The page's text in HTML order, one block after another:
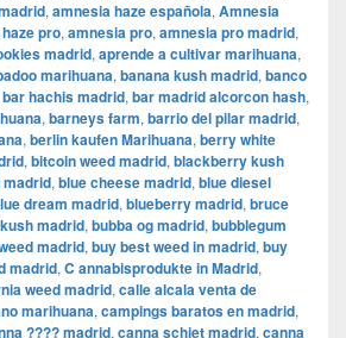
, amnesia haze española, Amnesia
pro, amnesia pro, amnesia pro madrid,
madrid, aprende a cultivar marihuana,
marihuana, banana kush madrid, banco
bar hachis madrid, bar madrid alcorcon hash,
, barneys farm, barrio del pilar madrid,
, berlin kaufen Marihuana, berry white
, bitcoin weed madrid, blackberry kush
, blue cheese madrid, blue diesel
dream madrid, blueberry madrid, bruce
madrid, bubba og madrid, bubblegum
madrid, buy best weed in madrid, buy
madrid, C annabisprodukte in Madrid,
weed madrid, calle alcala venta de
marihuana, campings baratos en madrid,
???? madrid, canna schiet madrid, canna